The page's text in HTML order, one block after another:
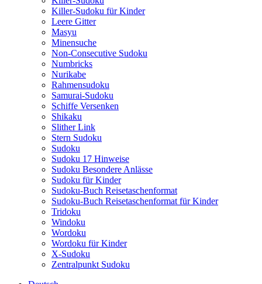
Killer-Sudoku für Kinder
Leere Gitter
Masyu
Minensuche
Non-Consecutive Sudoku
Numbricks
Nurikabe
Rahmensudoku
Samurai-Sudoku
Schiffe Versenken
Shikaku
Slither Link
Stern Sudoku
Sudoku
Sudoku 17 Hinweise
Sudoku Besondere Anlässe
Sudoku für Kinder
Sudoku-Buch Reisetaschenformat
Sudoku-Buch Reisetaschenformat für Kinder
Tridoku
Windoku
Wordoku
Wordoku für Kinder
X-Sudoku
Zentralpunkt Sudoku